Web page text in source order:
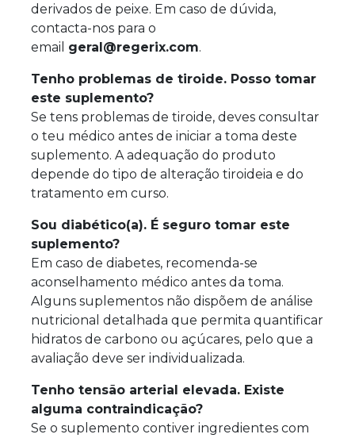
derivados de peixe. Em caso de dúvida,
contacta-nos para o
email geral@regerix.com.
Tenho problemas de tiroide. Posso tomar
este suplemento?
Se tens problemas de tiroide, deves consultar
o teu médico antes de iniciar a toma deste
suplemento. A adequação do produto
depende do tipo de alteração tiroideia e do
tratamento em curso.
Sou diabético(a). É seguro tomar este
suplemento?
Em caso de diabetes, recomenda-se
aconselhamento médico antes da toma.
Alguns suplementos não dispõem de análise
nutricional detalhada que permita quantificar
hidratos de carbono ou açúcares, pelo que a
avaliação deve ser individualizada.
Tenho tensão arterial elevada. Existe
alguma contraindicação?
Se o suplemento contiver ingredientes com